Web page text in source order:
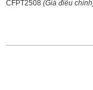
ngành
So
CFPT2508 (Giá điều